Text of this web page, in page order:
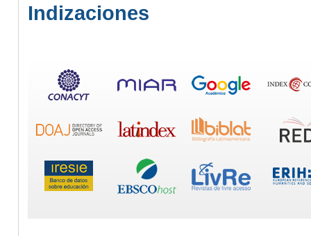
Indizaciones